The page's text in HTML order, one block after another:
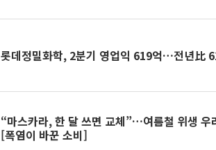
롯데정밀화학, 2분기 영업익 619억…전년比
“마스카라, 한 달 쓰면 교체”…여름철 위생 우
[폭염이 바꾼 소비]